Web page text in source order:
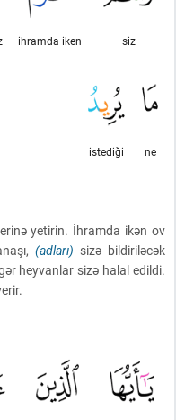
siz
ihramda iken
ne
istediği
yetirin. İhramda ikən ov
(adları) sizə bildiriləcək
heyvanlar sizə halal edildi.